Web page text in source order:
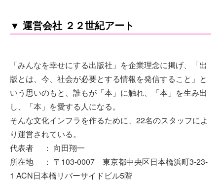
▼ 運営会社 ２２世紀アート
「みんなを幸せにする出版社」を企業理念に掲げ、「出
版とは、今、社会が必要とする情報を発信すること」と
いう思いのもと、誰もが「本」に触れ、「本」を生み出
し、「本」を愛する人になる。
そんな文化インフラを作るために、22名のスタッフによ
り運営されている。
代表者 ： 向田翔一
所在地 ： 〒103-0007 東京都中央区日本橋浜町3-23-
1 ACN日本橋リバーサイドビル5階